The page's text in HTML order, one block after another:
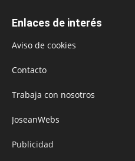
Enlaces de interés
Aviso de cookies
Contacto
Trabaja con nosotros
JoseanWebs
Publicidad